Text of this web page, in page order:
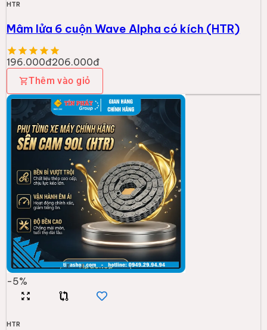
HTR
Mâm lửa 6 cuộn Wave Alpha có kích (HTR)
196.000đ206.000đ
Thêm vào giỏ
-5%
HTR